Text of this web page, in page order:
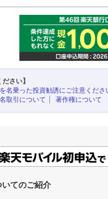
ださい】
を名乗った投資勧誘にご注意くださ
取引について
著作権について
てのご紹介